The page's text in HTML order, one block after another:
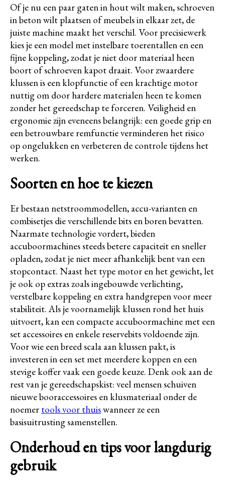
Of je nu een paar gaten in hout wilt maken, schroeven
in beton wilt plaatsen of meubels in elkaar zet, de
juiste machine maakt het verschil. Voor precisiewerk
kies je een model met instelbare toerentallen en een
fijne koppeling, zodat je niet door materiaal heen
boort of schroeven kapot draait. Voor zwaardere
klussen is een klopfunctie of een krachtige motor
nuttig om door hardere materialen heen te komen
zonder het gereedschap te forceren. Veiligheid en
ergonomie zijn eveneens belangrijk: een goede grip en
een betrouwbare remfunctie verminderen het risico
op ongelukken en verbeteren de controle tijdens het
werken.
Soorten en hoe te kiezen
Er bestaan netstroommodellen, accu-varianten en
combisetjes die verschillende bits en boren bevatten.
Naarmate technologie vordert, bieden
accuboormachines steeds betere capaciteit en sneller
opladen, zodat je niet meer afhankelijk bent van een
stopcontact. Naast het type motor en het gewicht, let
je ook op extras zoals ingebouwde verlichting,
verstelbare koppeling en extra handgrepen voor meer
stabiliteit. Als je voornamelijk klussen rond het huis
uitvoert, kan een compacte accuboormachine met een
set accessoires en enkele reservebits voldoende zijn.
Voor wie een breed scala aan klussen pakt, is
investeren in een set met meerdere koppen en een
stevige koffer vaak een goede keuze. Denk ook aan de
rest van je gereedschapskist: veel mensen schuiven
nieuwe booraccessoires en klusmateriaal onder de
noemer tools voor thuiswanneer ze een
basisuitrusting samenstellen.
Onderhoud en tips voor langdurig
gebruik